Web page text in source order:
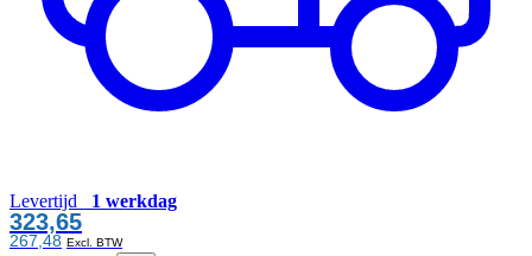
Levertijd 1 werkdag
323,65
267,48